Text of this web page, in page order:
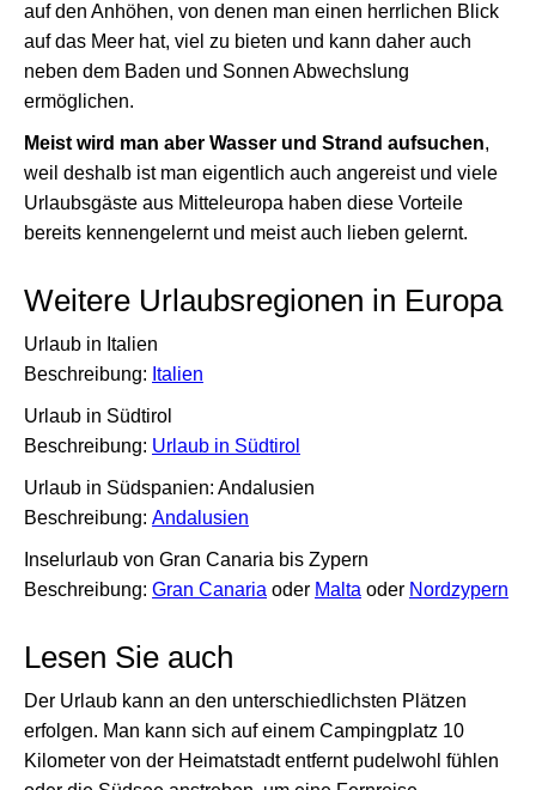
auf den Anhöhen, von denen man einen herrlichen Blick
auf das Meer hat, viel zu bieten und kann daher auch
neben dem Baden und Sonnen Abwechslung
ermöglichen.
Meist wird man aber Wasser und Strand aufsuchen,
weil deshalb ist man eigentlich auch angereist und viele
Urlaubsgäste aus Mitteleuropa haben diese Vorteile
bereits kennengelernt und meist auch lieben gelernt.
Weitere Urlaubsregionen in Europa
Urlaub in Italien
Beschreibung: Italien
Urlaub in Südtirol
Beschreibung: Urlaub in Südtirol
Urlaub in Südspanien: Andalusien
Beschreibung: Andalusien
Inselurlaub von Gran Canaria bis Zypern
Beschreibung: Gran Canaria oder Malta oder Nordzypern
Lesen Sie auch
Der Urlaub kann an den unterschiedlichsten Plätzen
erfolgen. Man kann sich auf einem Campingplatz 10
Kilometer von der Heimatstadt entfernt pudelwohl fühlen